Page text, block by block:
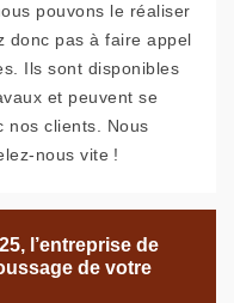
pouvons le réaliser
donc pas à faire appel
Ils sont disponibles
et peuvent se
nos clients. Nous
nous vite !
l’entreprise de
de votre